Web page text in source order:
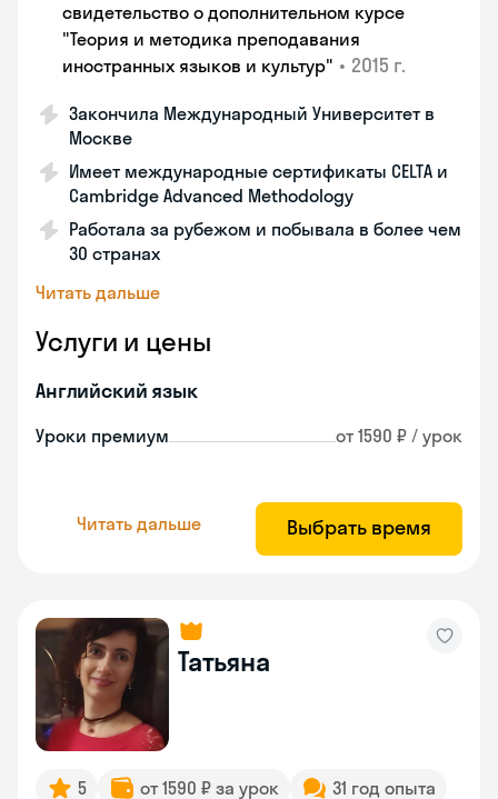
свидетельство о дополнительном курсе
"Теория и методика преподавания
иностранных языков и культур" • 2015 г.
Закончила Международный Университет в
Москве
Имеет международные сертификаты CELTA и
Cambridge Advanced Methodology
Работала за рубежом и побывала в более чем
30 странах
Читать дальше
Услуги и цены
Английский язык
Уроки премиум от 1590 ₽ / урок
Читать дальше Выбрать время
Татьяна
5 от 1590 ₽ за урок
31 год опыта